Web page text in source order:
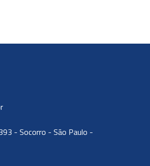
- Socorro - São Paulo -